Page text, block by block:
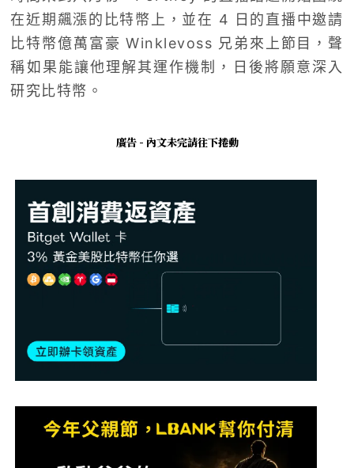
在近期飆漲的比特幣上，並在 4 日的直播中邀請
比特幣億萬富豪 Winklevoss 兄弟來上節目，聲
稱如果能讓他理解其運作機制，日後將願意深入
研究比特幣。
廣告 - 內文未完請往下捲動